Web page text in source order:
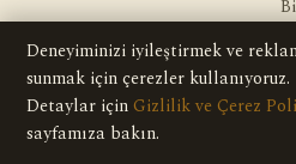
KURUMSAL
Hakkımızda
Editoryal İlkeler
Veri Kaynakları
Deneyiminizi iyileştirmek ve
sunmak için çerezler kullanıyoruz.
Detaylar için Gizlilik ve Çerez
sayfamıza bakın.